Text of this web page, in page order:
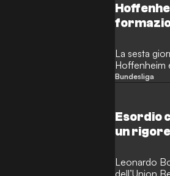
La sesta
Hoffenheim
in streaming.
Bundesliga
Esordio
un rigore
Leonardo
dell’Union